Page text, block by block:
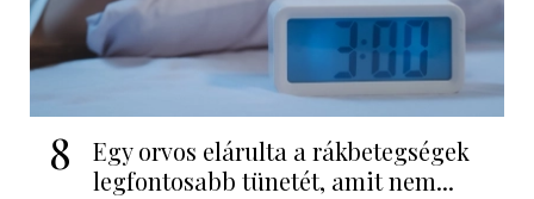
8
Egy orvos elárulta a rákbetegségek
legfontosabb tünetét, amit nem...